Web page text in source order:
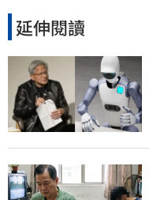
延伸閱讀